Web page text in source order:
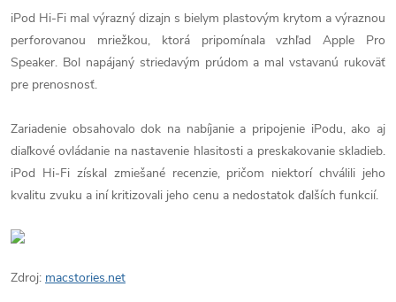
iPod Hi-Fi mal výrazný dizajn s bielym plastovým krytom a výraznou
perforovanou mriežkou, ktorá pripomínala vzhľad Apple Pro
Speaker. Bol napájaný striedavým prúdom a mal vstavanú rukoväť
pre prenosnosť.
Zariadenie obsahovalo dok na nabíjanie a pripojenie iPodu, ako aj
diaľkové ovládanie na nastavenie hlasitosti a preskakovanie skladieb.
iPod Hi-Fi získal zmiešané recenzie, pričom niektorí chválili jeho
kvalitu zvuku a iní kritizovali jeho cenu a nedostatok ďalších funkcií.
Zdroj: macstories.net